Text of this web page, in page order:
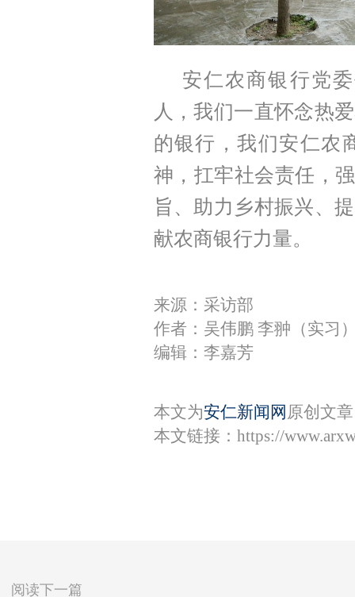
安仁农商银行党
人，我们一直怀念热
的银行，我们安仁农
神，扛牢社会责任，
旨、助力乡村振兴、
献农商银行力量。
来源：采访部
作者：吴伟鹏 李翀（实习
编辑：李嘉芳
本文为安仁新闻网 原创文
本文链接： https://
阅读下一篇